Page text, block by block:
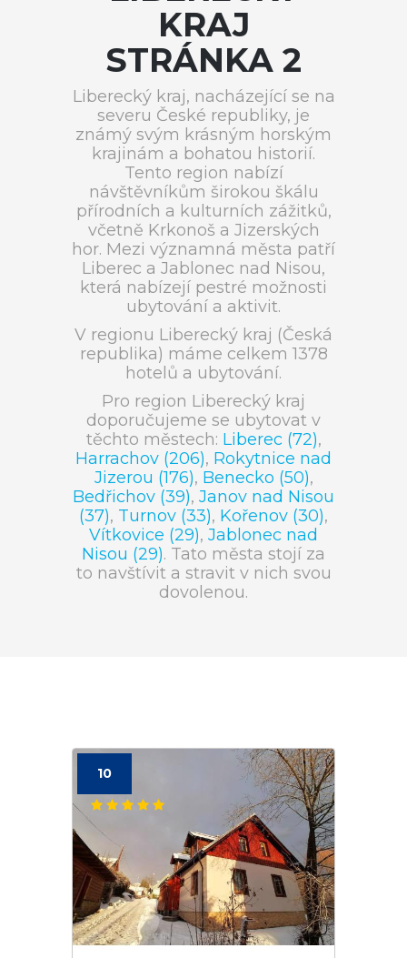
KRAJ
STRÁNKA 2
Liberecký kraj, nacházející se na
severu České republiky, je
známý svým krásným horským
krajinám a bohatou historií.
Tento region nabízí
návštěvníkům širokou škálu
přírodních a kulturních zážitků,
včetně Krkonoš a Jizerských
hor. Mezi významná města patří
Liberec a Jablonec nad Nisou,
která nabízejí pestré možnosti
ubytování a aktivit.
V regionu Liberecký kraj (Česká
republika) máme celkem 1378
hotelů a ubytování.
Pro region Liberecký kraj
doporučujeme se ubytovat v
těchto městech: Liberec (72),
Harrachov (206), Rokytnice nad
Jizerou (176), Benecko (50),
Bedřichov (39), Janov nad Nisou
(37), Turnov (33), Kořenov (30),
Vítkovice (29), Jablonec nad
Nisou (29). Tato města stojí za
to navštívit a stravit v nich svou
dovolenou.
10